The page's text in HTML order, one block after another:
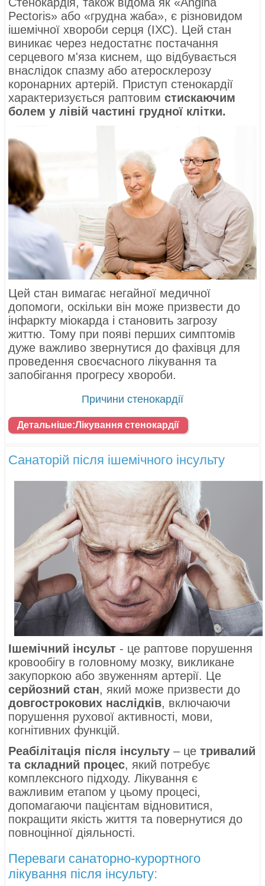
Pectoris» або «грудна жаба», є різновидом
ішемічної хвороби серця (ІХС). Цей стан
виникає через недостатнє постачання
серцевого м'яза киснем, що відбувається
внаслідок спазму або атеросклерозу
коронарних артерій. Приступ стенокардії
характеризується раптовимстискаючим
болем у лівій частині грудної клітки.
Цей стан вимагає негайної медичної
допомоги, оскільки він може призвести до
інфаркту міокарда і становить загрозу
життю. Тому при появі перших симптомів
дуже важливо звернутися до фахівця для
проведення своєчасного лікування та
запобігання прогресу хвороби.
Причини стенокардії
Детальніше:Лікування стенокардії
Санаторій після ішемічного інсульту
Ішемічний інсульт - це раптове порушення
кровообігу в головному мозку, викликане
закупоркою або звуженням артерії. Це
серйозний стан, який може призвести до
довгострокових наслідків, включаючи
порушення рухової активності, мови,
когнітивних функцій.
Реабілітація після інсульту – цетривалий
та складний процес, який потребує
комплексного підходу. Лікування є
важливим етапом у цьому процесі,
допомагаючи пацієнтам відновитися,
покращити якість життя та повернутися до
повноцінної діяльності.
Переваги санаторно-курортного
лікування після інсульту: